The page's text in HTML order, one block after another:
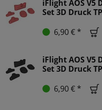
iFlight AOS V5
Set 3D Druck
6,90 € *
iFlight AOS V5
Set 3D Druck
6,90 € *